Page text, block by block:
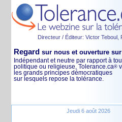
Directeur / Éditeur: Victor Teboul,
Regard sur nous et ouverture
Indépendant et neutre par rapport à
politique ou religieuse, Tolerance.ca®
les grands principes démocratiques
sur lesquels repose la tolérance.
Jeudi 6 août 2026